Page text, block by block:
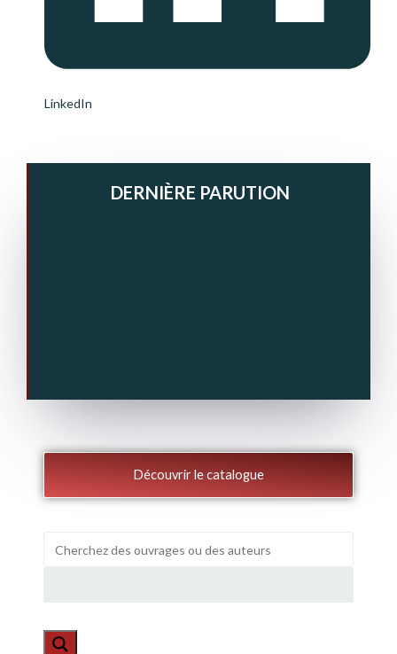
LinkedIn
DERNIÈRE PARUTION
Découvrir le catalogue